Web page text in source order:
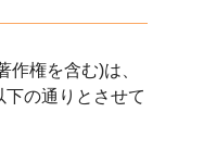
権を含む)は、
の通りとさせて